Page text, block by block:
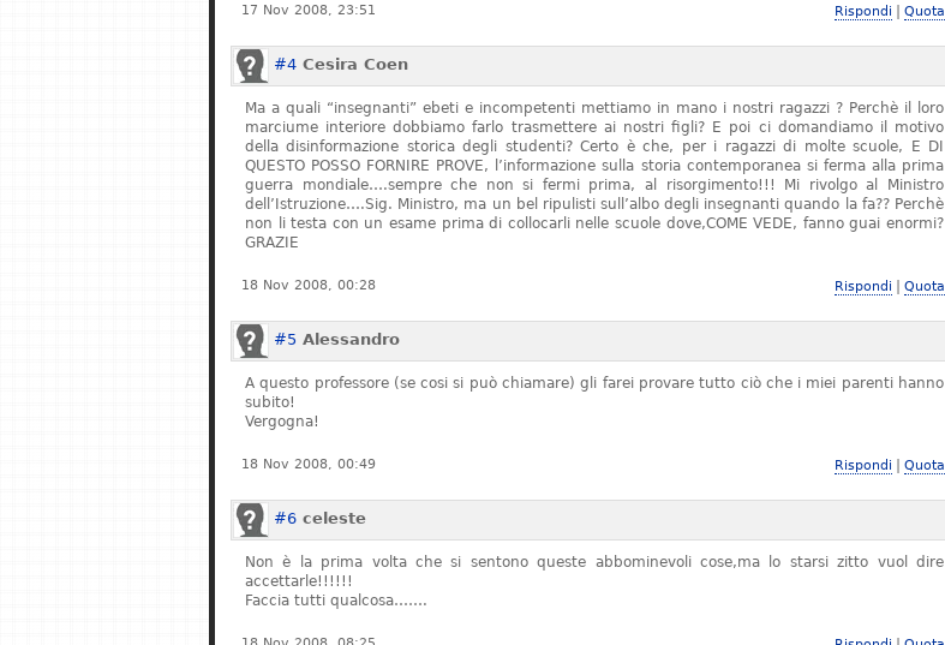
17 Nov 2008, 23:51 Rispondi Quota
#4 Cesira Coen
Ma a quali “insegnanti” ebeti e incompetenti mettiamo in mano i nostri ragazzi ? Perchè il loro
marciume interiore dobbiamo farlo trasmettere ai nostri figli? E poi ci domandiamo il motivo
della disinformazione storica degli studenti? Certo è che, per i ragazzi di molte scuole, E DI
QUESTO POSSO FORNIRE PROVE, l’informazione sulla storia contemporanea si ferma alla prima
guerra mondiale….sempre che non si fermi prima, al risorgimento!!! Mi rivolgo al Ministro
dell’Istruzione….Sig. Ministro, ma un bel ripulisti sull’albo degli insegnanti quando la fa?? Perchè
non li testa con un esame prima di collocarli nelle scuole dove,COME VEDE, fanno guai enormi?
GRAZIE
18 Nov 2008, 00:28 Rispondi Quota
#5 Alessandro
A questo professore (se cosi si può chiamare) gli farei provare tutto ciò che i miei parenti hanno
subito!
Vergogna!
18 Nov 2008, 00:49 Rispondi Quota
#6 celeste
Non è la prima volta che si sentono queste abbominevoli cose,ma lo starsi zitto vuol dire
accettarle!!!!!!
Faccia tutti qualcosa…….